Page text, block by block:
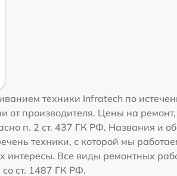
техники Infratech по
производителя. Цены на
п. 2 ст. 437 ГК РФ. Названия и
техники, с которой мы
интересы. Все виды ремонтных
со ст. 1487 ГК РФ.